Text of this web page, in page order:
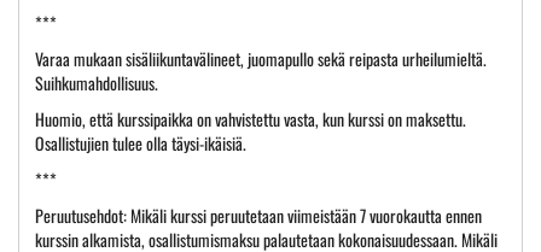
***
Varaa mukaan sisäliikuntavälineet, juomapullo sekä reipasta urheilumieltä.
Suihkumahdollisuus.
Huomio, että kurssipaikka on vahvistettu vasta, kun kurssi on maksettu.
Osallistujien tulee olla täysi-ikäisiä.
***
Peruutusehdot: Mikäli kurssi peruutetaan viimeistään 7 vuorokautta ennen
kurssin alkamista, osallistumismaksu palautetaan kokonaisuudessaan. Mikäli